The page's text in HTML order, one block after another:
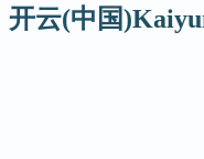
开云(中国